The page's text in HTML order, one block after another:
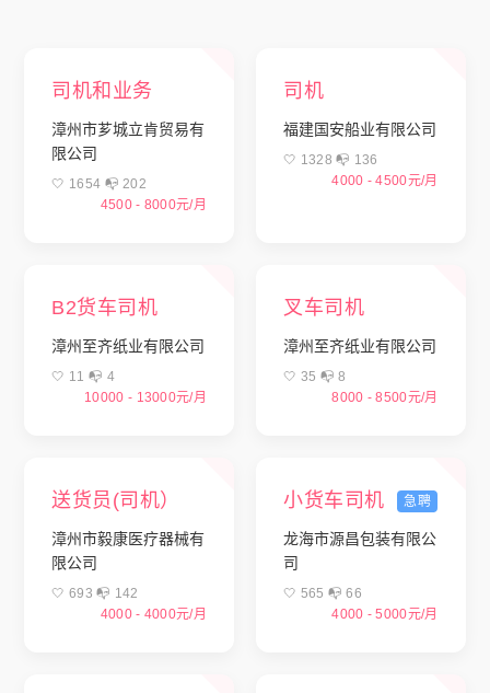
司机和业务
漳州市芗城立肯贸易有
限公司
🤍 1654 📭︎ 202
4500 - 8000元/月
司机
福建国安船业有限公司
🤍 1328 📭︎ 136
4000 - 4500元/月
B2货车司机
漳州至齐纸业有限公司
🤍 11 📭︎ 4
10000 - 13000元/月
叉车司机
漳州至齐纸业有限公司
🤍 35 📭︎ 8
8000 - 8500元/月
送货员(司机）
漳州市毅康医疗器械有
限公司
🤍 693 📭︎ 142
4000 - 4000元/月
小货车司机 急聘
龙海市源昌包装有限公
司
🤍 565 📭︎ 66
4000 - 5000元/月